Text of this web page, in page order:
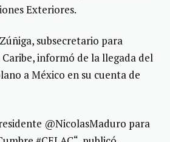
Exteriores.
subsecretario para
informó de la llegada del
a México en su cuenta de
@NicolasMaduro para